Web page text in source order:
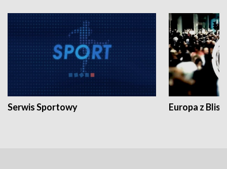
Serwis Sportowy Europa z